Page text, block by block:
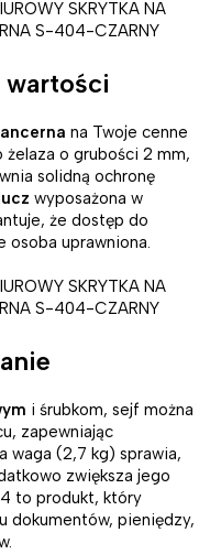
na Twoje cenne
o grubości 2 mm,
solidną ochronę
wyposażona w
że dostęp do
osoba uprawniona.
i śrubkom, sejf można
zapewniając
waga (2,7 kg) sprawia,
zwiększa jego
to produkt, który
dokumentów, pieniędzy,